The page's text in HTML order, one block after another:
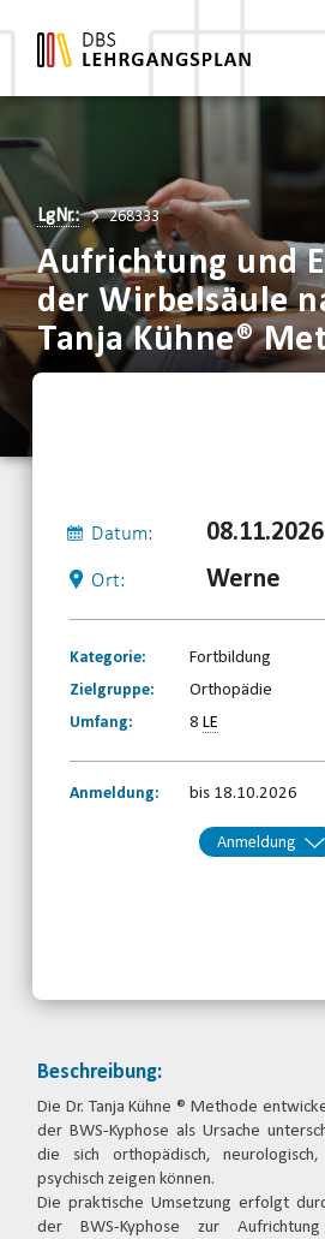
LgNr.: 268333
Aufrichtung und
der Wirbelsäule
Tanja Kühne®
Datum: 08.11.2026
Ort: Werne
Kategorie:
Fortbildung
Zielgruppe:
Orthopädie
Umfang:
8LE
Anmeldung: bis 18.10.2026
Anmeldung
Beschreibung:
Die Dr. Tanja Kühne ® Methode
der BWS-Kyphose als Ursache
die sich orthopädisch,
psychisch zeigen können.
Die praktische Umsetzung erfolgt
der BWS-Kyphose zur